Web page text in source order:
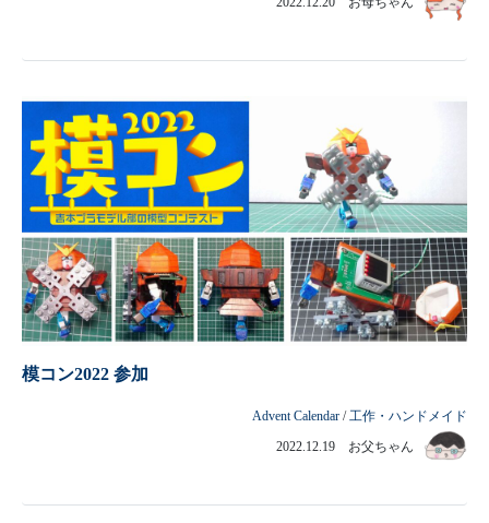
模コン2022 参加
Advent Calendar /工作・ハンドメイド
2022.12.19 お父ちゃん